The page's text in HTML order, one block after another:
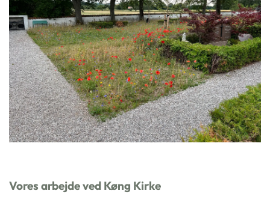
Vores arbejde ved Køng Kirke